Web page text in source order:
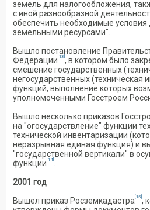
земель для налогообложения,
с иной разнообразной
обеспечить необходимые условия
земельными ресурсами".
Вышло постановление
Федерации [13] , в котором было
смешение государственных
негосударственных (техническая
функций, выполнение которых
уполномоченными Госстроем
Вышло несколько приказов
на "огосударствление" функции
технической инвентаризации
неразрывная единая функция) и
"государственной вертикали" в
функции [14]
2001 год
Вышел приказ Росземкадастра [15] ,